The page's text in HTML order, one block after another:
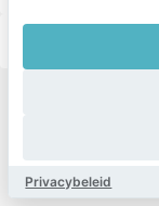
Privacybeleid